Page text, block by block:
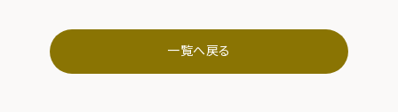
一覧へ戻る